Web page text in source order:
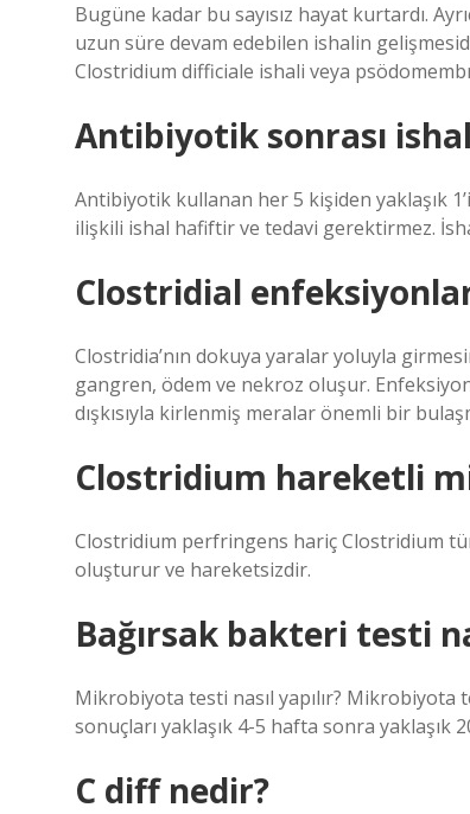
Bugüne kadar bu sayısız hayat kurtardı.
uzun süre devam edebilen ishalin
Clostridium difficiale ishali veya
Antibiyotik sonrası
Antibiyotik kullanan her 5 kişiden yaklaşık
ilişkili ishal hafiftir ve tedavi gerektirmez.
Clostridial
Clostridia’nın dokuya yaralar yoluyla
gangren, ödem ve nekroz oluşur.
dışkısıyla kirlenmiş meralar önemli bir
Clostridium hareketli
Clostridium perfringens hariç Clostridium
oluşturur ve hareketsizdir.
Bağırsak bakteri testi
Mikrobiyota testi nasıl yapılır? Mikrobiyota
sonuçları yaklaşık 4-5 hafta sonra yaklaşık
C diff nedir?